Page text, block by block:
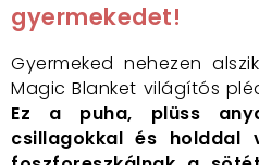
gyermekedet!
Gyermeked nehezen
Magic Blanket világítós
Ez a puha, plüss
csillagokkal és holddal